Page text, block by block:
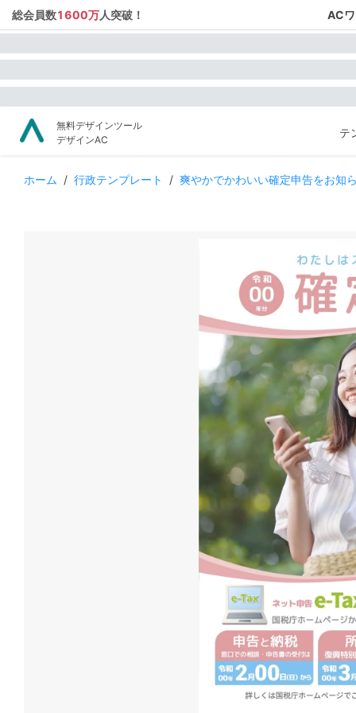
総会員数1600万人突破！ AC
無料デザインツール
デザインAC
テ
ホーム / 行政テンプレート / 爽やかでかわいい確定申告をお知